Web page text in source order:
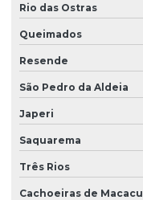
Rio das Ostras
Queimados
Resende
São Pedro da Aldeia
Japeri
Saquarema
Três Rios
Cachoeiras de Macacu